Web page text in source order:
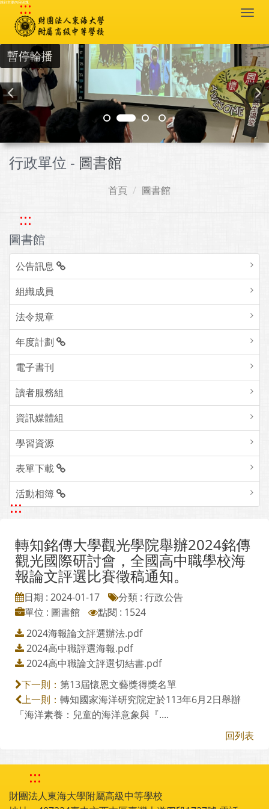
跳到主要內容區塊
:::
暫停輪播
行政單位 - 圖書館
首頁 圖書館
:::
圖書館
公告訊息
組織成員
法令規章
年度計劃
電子書刊
讀者服務組
資訊媒體組
學習資源
表單下載
活動相簿
:::
轉知銘傳大學觀光學院舉辦2024銘傳
觀光國際研討會，全國高中職學校海
報論文評選比賽徵稿通知。
日期 : 2024-01-17
分類 : 行政公告
單位 : 圖書館
點閱 : 1524
2024海報論文評選辦法.pdf
2024高中職評選海報.pdf
2024高中職論文評選切結書.pdf
下一則： 第13屆懷恩文藝獎得獎名單
上一則： 轉知國家海洋研究院定於113年6月2日舉辦
「海洋素養：兒童的海洋意象與『....
回列表
:::
財團法人東海大學附屬高級中等學校